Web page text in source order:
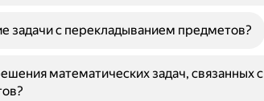
задачи с перекладыванием предметов?
математических задач, связанных с